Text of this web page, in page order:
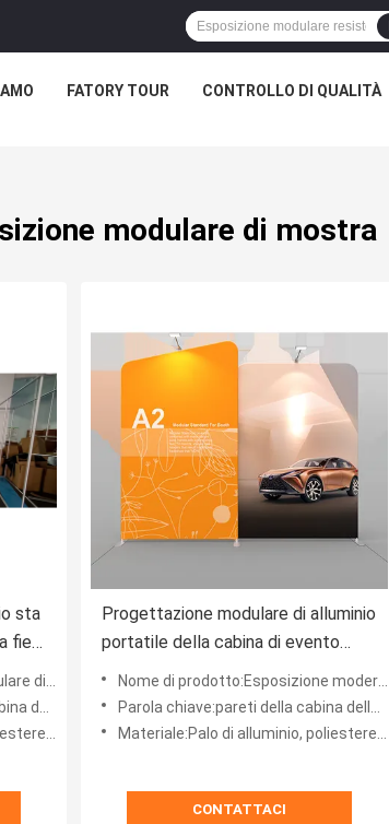
FATORY TOUR CONTROLLO DI QUALITÀ
modulare di mostra
sta
fiera
della fiera del sup
sta
100%
Progettazione modulare di alluminio
portatile della cabina di evento
dell'Expo dei muri divisori
dell'esposizione di mostra 6X6
Nome di prodotto:Esposizione moderna di alluminio portatile di mostra dell'Expo della cabina della fiera commerciale
Parola chiave:pareti della cabina della fiera commerciale, supporti
Materiale:Palo di alluminio, poliestere 100%
CONTATTACI